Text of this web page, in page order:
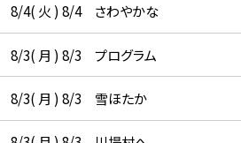
8/4( 火 ) 8/4 さわやかな
8/3( 月 ) 8/3 プログラム
8/3( 月 ) 8/3 雪ほたか